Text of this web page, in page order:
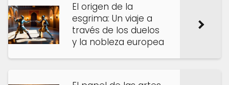
El origen de la
esgrima: Un viaje a
través de los duelos
y la nobleza europea